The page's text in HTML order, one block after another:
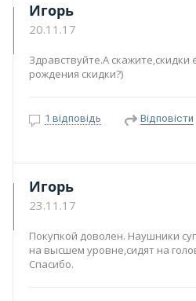
Игорь
20.11.17
Здравствуйте.А скажите,скидки
рождения скидки?)
1 відповідь Відповісти
Игорь
23.11.17
Покупкой доволен. Наушники
на высшем уровне,сидят на
Спасибо.